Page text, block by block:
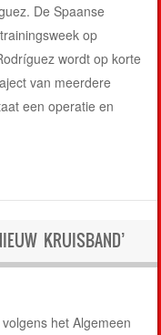
De Spaanse
op
wordt op korte
van meerdere
een operatie en
KRUISBAND’
het Algemeen